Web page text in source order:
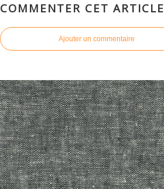
COMMENTER CET ARTICLE
Ajouter un commentaire